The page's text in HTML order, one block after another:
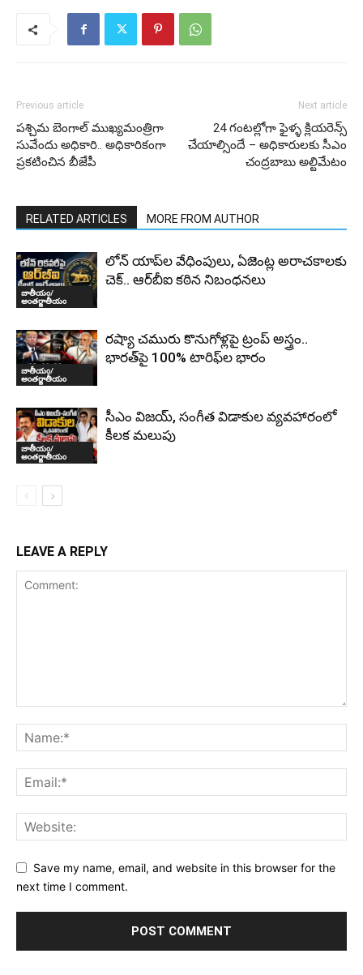
Previous article
పశ్చిమ బెంగాల్ ముఖ్యమంత్రిగా
సువేందు అధికారి.. అధికారికంగా
ప్రకటించిన బీజేపీ
Next article
24 గంటల్లోగా ఫైళ్ళ క్లియరెన్స్
చేయాల్సిందే – అధికారులకు సీఎం
చంద్రబాబు అల్టిమేటం
RELATED ARTICLES MORE FROM AUTHOR
జాతీయం/
అంతర్జాతీయం
లోన్ యాప్‌ల వేధింపులు, ఏజెంట్ల అరాచకాలకు
చెక్.. ఆర్‌బీఐ కఠిన నిబంధనలు
జాతీయం/
అంతర్జాతీయం
రష్యా చమురు కొనుగోళ్లపై ట్రంప్ అస్త్రం..
భారత్‌పై 100% టారిఫ్‌ల భారం
జాతీయం/
అంతర్జాతీయం
సీఎం విజయ్, సంగీత విడాకుల వ్యవహారంలో
కీలక మలుపు
LEAVE A REPLY
Save my name, email, and website in this browser for the
next time I comment.